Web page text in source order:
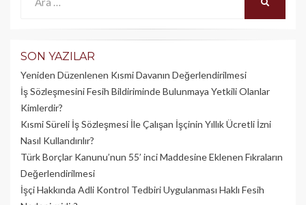
SON YAZILAR
Yeniden Düzenlenen Kısmi Davanın Değerlendirilmesi
İş Sözleşmesini Fesih Bildiriminde Bulunmaya Yetkili Olanlar
Kimlerdir?
Kısmi Süreli İş Sözleşmesi İle Çalışan İşçinin Yıllık Üc­retli İzni
Nasıl Kullandırılır?
Türk Borçlar Kanunu’nun 55’ inci Maddesine Eklenen Fıkraların
Değerlendirilmesi
İşçi Hakkında Adli Kontrol Tedbiri Uygulanması Haklı Fesih